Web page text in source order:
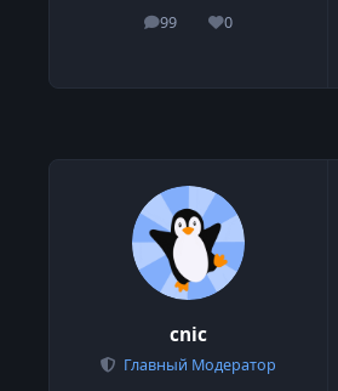
99
сообщения
0
Репутация
cnic
Главный Модератор